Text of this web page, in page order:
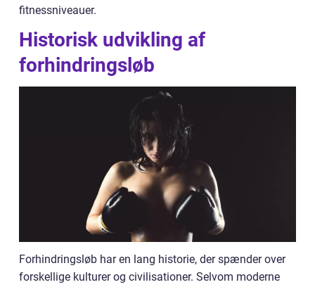
fitnessniveauer.
Historisk udvikling af
forhindringsløb
Forhindringsløb har en lang historie, der spænder over
forskellige kulturer og civilisationer. Selvom moderne